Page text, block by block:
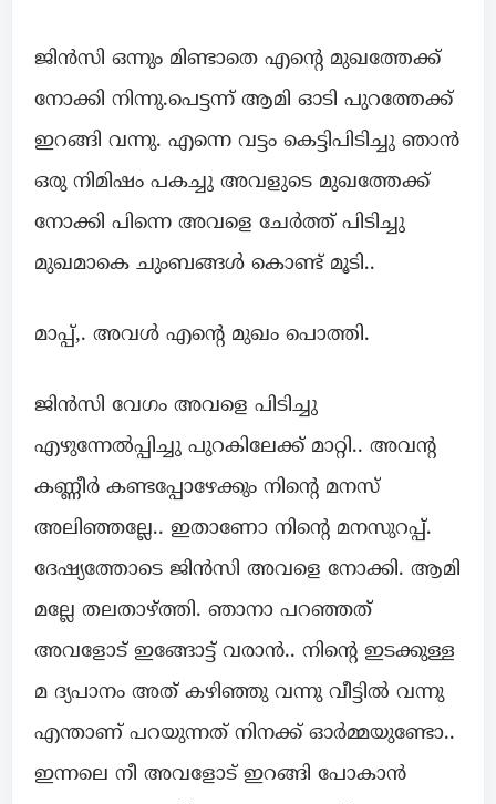
ജിൻസി ഒന്നും മിണ്ടാതെ എന്റെ മുഖത്തേക്ക്
നോക്കി നിന്നു.പെട്ടന്ന് ആമി ഓടി പുറത്തേക്ക്
ഇറങ്ങി വന്നു. എന്നെ വട്ടം കെട്ടിപിടിച്ചു ഞാൻ
ഒരു നിമിഷം പകച്ചു അവളുടെ മുഖത്തേക്ക്
നോക്കി പിന്നെ അവളെ ചേർത്ത് പിടിച്ചു
മുഖമാകെ ചുംബങ്ങൾ കൊണ്ട് മൂടി..
മാപ്പ്,. അവൾ എന്റെ മുഖം പൊത്തി.
ജിൻസി വേഗം അവളെ പിടിച്ചു
എഴുന്നേൽപ്പിച്ചു പുറകിലേക്ക് മാറ്റി.. അവന്റ
കണ്ണീർ കണ്ടപ്പോഴേക്കും നിന്റെ മനസ്
അലിഞ്ഞല്ലേ.. ഇതാണോ നിന്റെ മനസുറപ്പ്.
ദേഷ്യത്തോടെ ജിൻസി അവളെ നോക്കി. ആമി
മല്ലേ തലതാഴ്ത്തി. ഞാനാ പറഞ്ഞത്
അവളോട് ഇങ്ങോട്ട് വരാൻ.. നിന്റെ ഇടക്കുള്ള
മ ദ്യപാനം അത് കഴിഞ്ഞു വന്നു വീട്ടിൽ വന്നു
എന്താണ് പറയുന്നത് നിനക്ക് ഓർമ്മയുണ്ടോ..
ഇന്നലെ നീ അവളോട് ഇറങ്ങി പോകാൻ